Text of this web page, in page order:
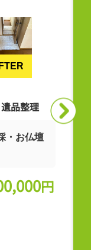
愛知県
ご負担額：